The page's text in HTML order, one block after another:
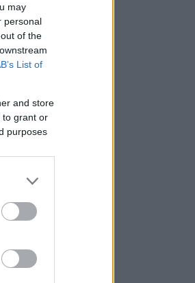
may
personal
of the
List of
and store
to grant or
purposes